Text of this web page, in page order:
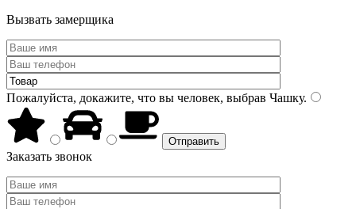
Вызвать замерщика
Пожалуйста, докажите, что вы человек, выбрав Чашку.
Заказать звонок